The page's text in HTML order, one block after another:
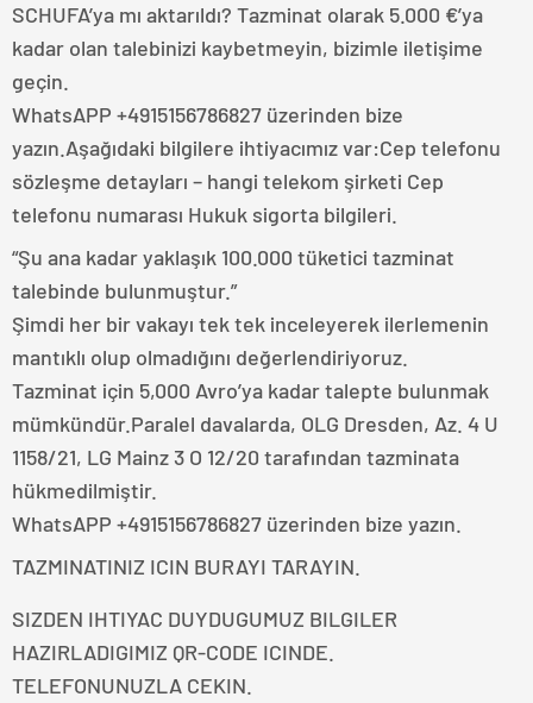
SCHUFA’ya mı aktarıldı? Tazminat olarak 5.000 €’ya
kadar olan talebinizi kaybetmeyin, bizimle iletişime
geçin.
WhatsAPP +4915156786827 üzerinden bize
yazın.Aşağıdaki bilgilere ihtiyacımız var:Cep telefonu
sözleşme detayları – hangi telekom şirketi Cep
telefonu numarası Hukuk sigorta bilgileri.
“Şu ana kadar yaklaşık 100.000 tüketici tazminat
talebinde bulunmuştur.”
Şimdi her bir vakayı tek tek inceleyerek ilerlemenin
mantıklı olup olmadığını değerlendiriyoruz.
Tazminat için 5,000 Avro’ya kadar talepte bulunmak
mümkündür.Paralel davalarda, OLG Dresden, Az. 4 U
1158/21, LG Mainz 3 O 12/20 tarafından tazminata
hükmedilmiştir.
WhatsAPP +4915156786827 üzerinden bize yazın.
TAZMINATINIZ ICIN BURAYI TARAYIN.
SIZDEN IHTIYAC DUYDUGUMUZ BILGILER
HAZIRLADIGIMIZ QR-CODE ICINDE.
TELEFONUNUZLA CEKIN.